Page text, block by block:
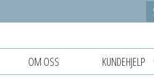
OM OSS KUNDEHJELP